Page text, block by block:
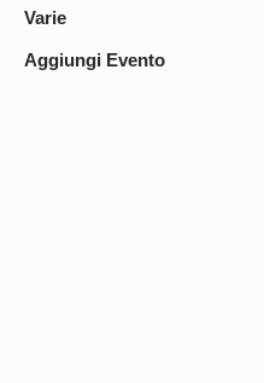
Varie
Aggiungi Evento